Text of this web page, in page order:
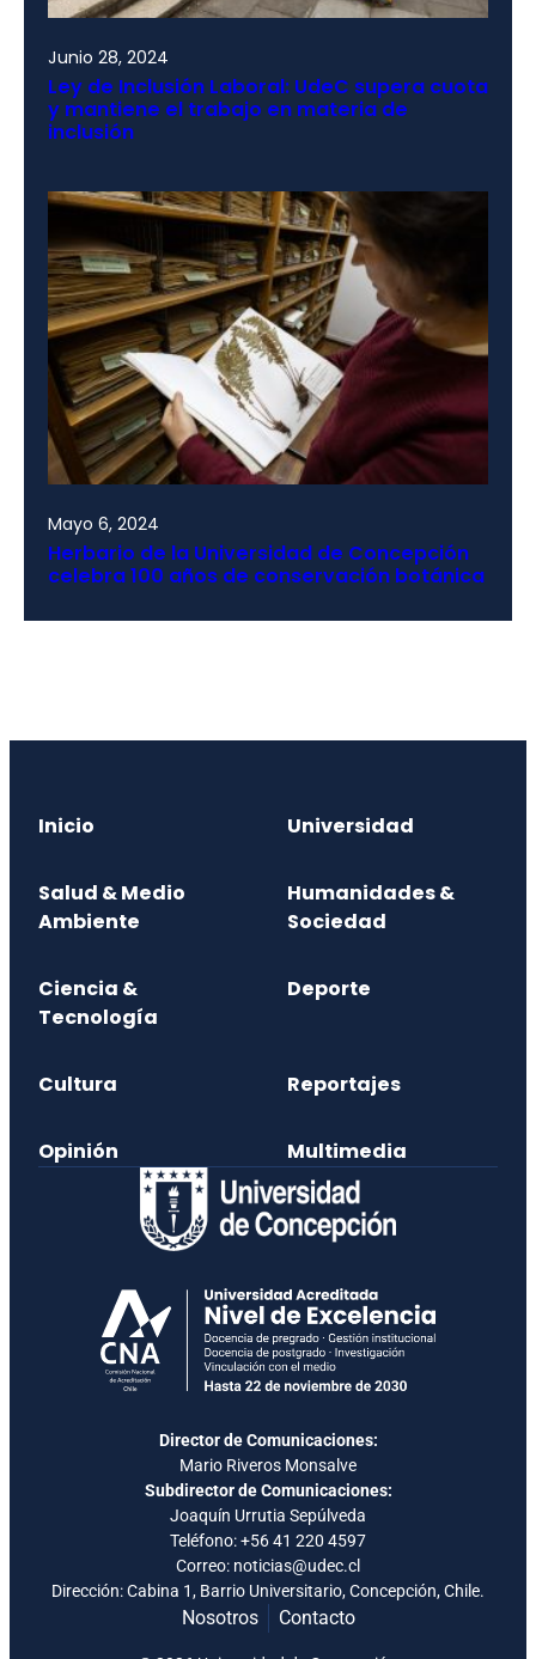
Junio 28, 2024
Ley de Inclusión Laboral: UdeC supera cuota
y mantiene el trabajo en materia de
inclusión
Mayo 6, 2024
Herbario de la Universidad de Concepción
celebra 100 años de conservación botánica
Inicio Universidad
Salud & Medio
Ambiente
Humanidades &
Sociedad
Ciencia &
Tecnología
Deporte
Cultura Reportajes
Opinión Multimedia
Director de Comunicaciones:
Mario Riveros Monsalve
Subdirector de Comunicaciones:
Joaquín Urrutia Sepúlveda
Teléfono:+56 41 220 4597
Correo: noticias@udec.cl
Dirección: Cabina 1, Barrio Universitario, Concepción, Chile.
Nosotros Contacto